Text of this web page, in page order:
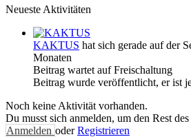
Neueste Aktivitäten
KAKTUS hat sich gerade auf der
Monaten
Beitrag wartet auf Freischaltung
Beitrag wurde veröffentlicht, er ist
Noch keine Aktivität vorhanden.
Du musst sich anmelden, um den Rest
Anmelden oderRegistrieren